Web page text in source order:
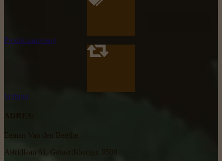
Productaanvraag
Verhuur
Astridlaan 61, Geraardsbergen 9500